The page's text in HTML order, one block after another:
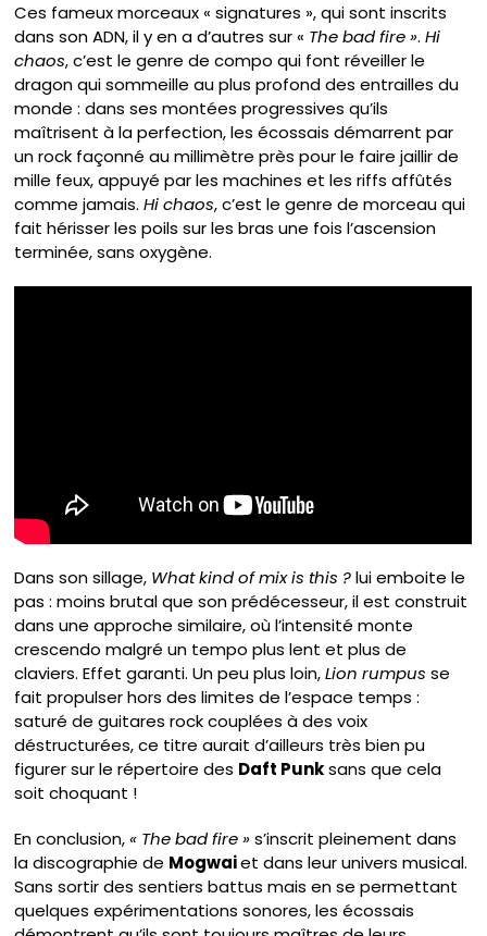
Ces fameux morceaux « signatures », qui sont inscrits
dans son ADN, il y en a d’autres sur « The bad fire ».Hi
chaos, c’est le genre de compo qui font réveiller le
dragon qui sommeille au plus profond des entrailles du
monde : dans ses montées progressives qu’ils
maîtrisent à la perfection, les écossais démarrent par
un rock façonné au millimètre près pour le faire jaillir de
mille feux, appuyé par les machines et les riffs affûtés
comme jamais.Hi chaos, c’est le genre de morceau qui
fait hérisser les poils sur les bras une fois l’ascension
terminée, sans oxygène.
Dans son sillage, What kind of mix is this ?lui emboite le
pas : moins brutal que son prédécesseur, il est construit
dans une approche similaire, où l’intensité monte
crescendo malgré un tempo plus lent et plus de
claviers. Effet garanti. Un peu plus loin,Lion rumpus se
fait propulser hors des limites de l’espace temps :
saturé de guitares rock couplées à des voix
déstructurées, ce titre aurait d’ailleurs très bien pu
figurer sur le répertoire des Daft Punksans que cela
soit choquant !
En conclusion,« The bad fire »s’inscrit pleinement dans
la discographie de Mogwaiet dans leur univers musical.
Sans sortir des sentiers battus mais en se permettant
quelques expérimentations sonores, les écossais